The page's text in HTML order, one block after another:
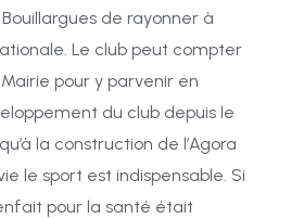
Bouillargues de rayonner à
Le club peut compter
Mairie pour y parvenir en
du club depuis le
la construction de l’Agora
le sport est indispensable. Si
pour la santé était